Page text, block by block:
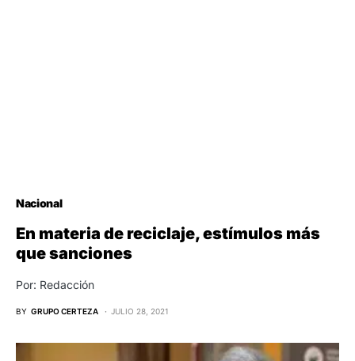
Nacional
En materia de reciclaje, estímulos más
que sanciones
Por: Redacción
BY GRUPO CERTEZA JULIO 28, 2021